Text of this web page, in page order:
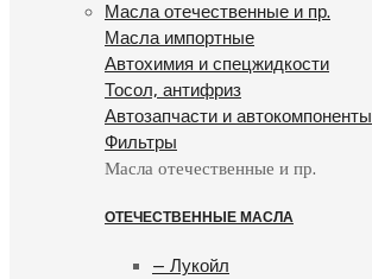
Масла отечественные и пр.
Масла импортные
Автохимия и спецжидкости
Тосол, антифриз
Автозапчасти и автокомпоненты
Фильтры
Масла отечественные и пр.
ОТЕЧЕСТВЕННЫЕ МАСЛА
— Лукойл